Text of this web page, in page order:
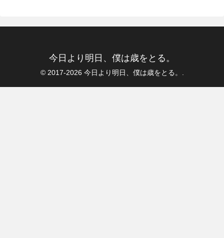
今日より明日、僕は歳をとる。
© 2017-2026 今日より明日、僕は歳をとる。.